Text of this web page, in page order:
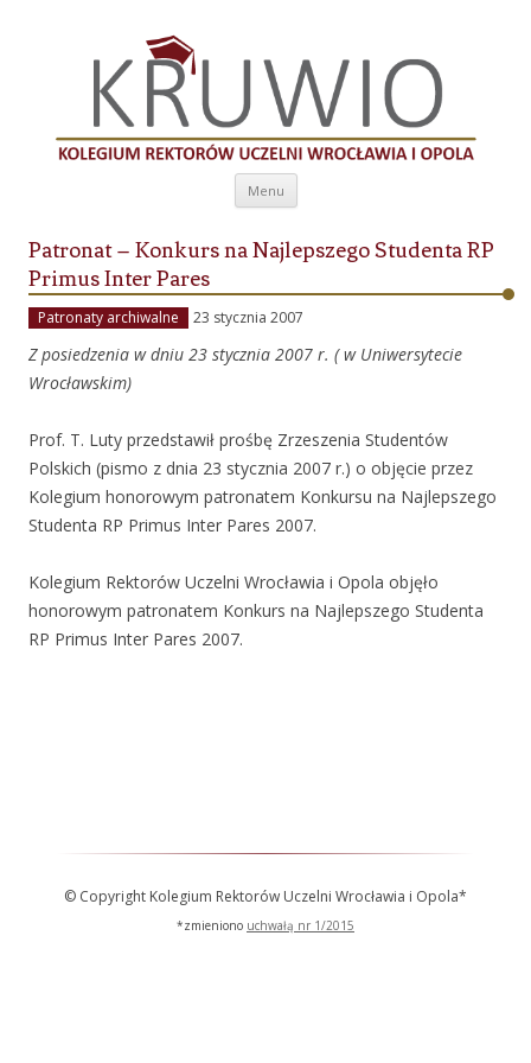
Kolegium Rektorów Uczelni Wrocławia i
Opola
Menu Przeskocz do treści
Patronat – Konkurs na Najlepszego Studenta RP
Primus Inter Pares
Patronaty archiwalne 23 stycznia 2007
Z posiedzenia w dniu 23 stycznia 2007 r. ( w Uniwersytecie
Wrocławskim)
Prof. T. Luty przedstawił prośbę Zrzeszenia Studentów
Polskich (pismo z dnia 23 stycznia 2007 r.) o objęcie przez
Kolegium honorowym patronatem Konkursu na Najlepszego
Studenta RP Primus Inter Pares 2007.
Kolegium Rektorów Uczelni Wrocławia i Opola objęło
honorowym patronatem Konkurs na Najlepszego Studenta
RP Primus Inter Pares 2007.
© Copyright Kolegium Rektorów Uczelni Wrocławia i Opola*
*zmieniono uchwałą nr 1/2015